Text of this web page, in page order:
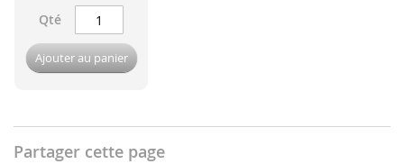
Qté
Ajouter au panier
Partager cette page